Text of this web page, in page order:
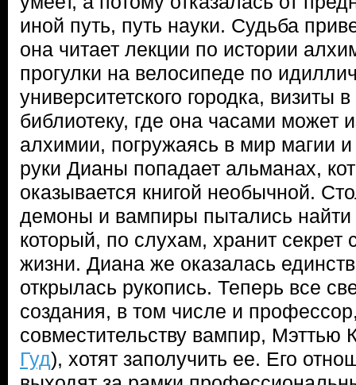
иной путь, путь науки. Судьба
она читает лекции по истории
прогулки на велосипеде по
университетского городка, визиты
библиотеку, где она часами может
алхимии, погружаясь в мир магии
руки Дианы попадает альманах,
оказывается книгой необычной.
демоны и вампиры пытались найти
который, по слухам, хранит секрет
жизни. Диана же оказалась
открылась рукопись. Теперь все
создания, в том числе и
совместительству вампир, Мэттью
Гуд), хотят заполучить ее. Его